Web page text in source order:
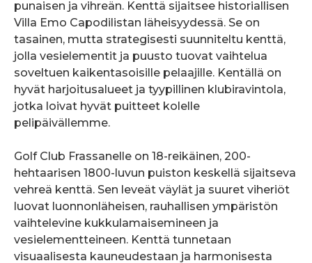
punaisen ja vihreän. Kenttä sijaitsee historiallisen
Villa Emo Capodilistan läheisyydessä. Se on
tasainen, mutta strategisesti suunniteltu kenttä,
jolla vesielementit ja puusto tuovat vaihtelua
soveltuen kaikentasoisille pelaajille. Kentällä on
hyvät harjoitusalueet ja tyypillinen klubiravintola,
jotka loivat hyvät puitteet kolelle
pelipäivällemme.
Golf Club Frassanelle on 18-reikäinen, 200-
hehtaarisen 1800-luvun puiston keskellä sijaitseva
vehreä kenttä. Sen leveät väylät ja suuret viheriöt
luovat luonnonläheisen, rauhallisen ympäristön
vaihtelevine kukkulamaisemineen ja
vesielementteineen. Kenttä tunnetaan
visuaalisesta kauneudestaan ja harmonisesta